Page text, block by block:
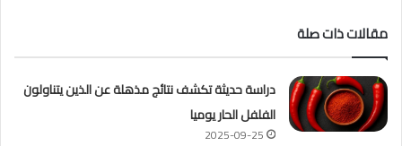
مقالات ذات صلة
دراسة حديثة تكشف نتائج مذهلة عن الذين يتناولون
الفلفل الحار يوميا
2025-09-25